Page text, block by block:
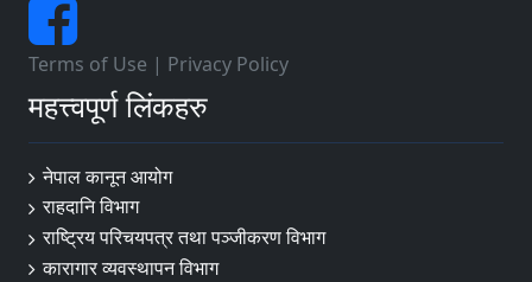
Terms of Use | Privacy Policy
महत्त्वपूर्ण लिंकहरु
नेपाल कानून आयोग
राहदानि विभाग
राष्ट्रिय परिचयपत्र तथा पञ्जीकरण विभाग
कारागार व्यवस्थापन विभाग